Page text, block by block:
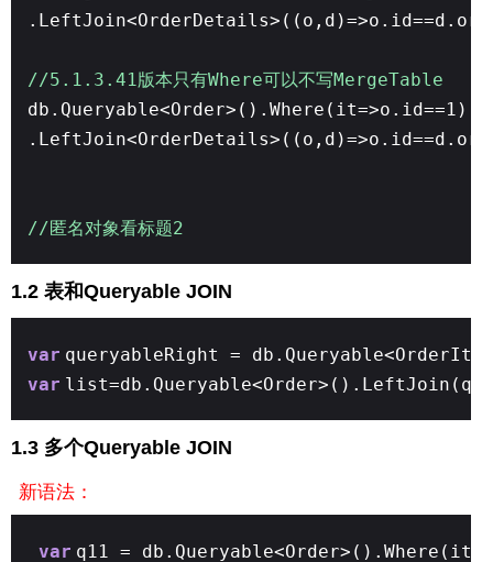
//5.1.3.41版本只有Where可以不写MergeTable
db.Queryable<Order>().Where(it=>o.id==1)
//匿名对象看标题2
1.2 表和Queryable JOIN
var queryableRight =
var
1.3 多个Queryable JOIN
新语法：
var q11 =